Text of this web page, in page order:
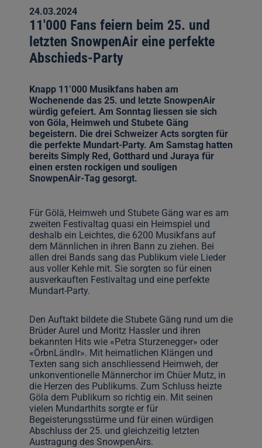
24.03.2024
11'000 Fans feiern beim 25. und
letzten SnowpenAir eine perfekte
Abschieds-Party
Knapp 11’000 Musikfans haben am
Wochenende das 25. und letzte SnowpenAir
würdig gefeiert. Am Sonntag liessen sie sich
von Göla, Heimweh und Stubete Gäng
begeistern. Die drei Schweizer Acts sorgten für
die perfekte Mundart-Party. Am Samstag hatten
bereits Simply Red, Gotthard und Juraya für
einen ersten rockigen und souligen
SnowpenAir-Tag gesorgt.
Für Gölä, Heimweh und Stubete Gäng war es am
zweiten Festivaltag quasi ein Heimspiel und
deshalb ein Leichtes, die 6200 Musikfans auf
dem Männlichen in ihren Bann zu ziehen. Bei
allen drei Bands sang das Publikum viele Lieder
aus voller Kehle mit. Sie sorgten so für einen
ausverkauften Festivaltag und eine perfekte
Mundart-Party.
Den Auftakt bildete die Stubete Gäng rund um die
Brüder Aurel und Moritz Hassler und ihren
bekannten Hits wie «Petra Sturzenegger» oder
«ÖrbnLändlr». Mit heimatlichen Klängen und
Texten sang sich anschliessend Heimweh, der
unkonventionelle Männerchor im Chüer Mutz, in
die Herzen des Publikums. Zum Schluss heizte
Göla dem Publikum so richtig ein. Mit seinen
vielen Mundarthits sorgte er für
Begeisterungsstürme und für einen würdigen
Abschluss der 25. und gleichzeitig letzten
Austragung des SnowpenAirs.